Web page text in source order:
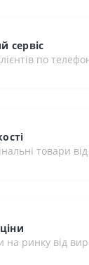
сервіс
по
товари
на ринку від